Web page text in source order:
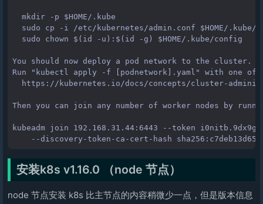
  mkdir -p $HOME/.kube
sudo cp -i /etc/kubernetes/admin.conf $HOME/.kube/
  sudo chown $(id -u):$(id -g) $HOME/.kube/config
You should now deploy a pod network to the cluster.
Run "kubectl apply -f [podnetwork].yaml" with one
https://kubernetes.io/docs/concepts/cluster-
Then you can join any number of worker nodes by
kubeadm join 192.168.31.44:6443 --token
安装k8s v1.16.0 （node 节点）
node 节点安装 k8s 比主节点的内容稍微少一点，但是版本信息